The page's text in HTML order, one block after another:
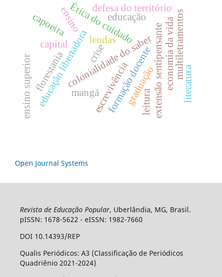
extensão sentipensante
colonialidade do saber
educação libertadora
florestania
Ética do cuidado
formação docente
ensino superior
defesa do território
economia da vida
crise
capital multiletramentos
ensino
graduação
escrevivência literatura
educação
mangá leitura
capoeira
lendas
Open Journal Systems
Revista de Educação Popular, Uberlândia, MG, Brasil.
pISSN: 1678-5622 - eISSN: 1982-7660
DOI 10.14393/REP
Qualis Periódicos: A3 (Classificação de Periódicos
Quadriênio 2021-2024)